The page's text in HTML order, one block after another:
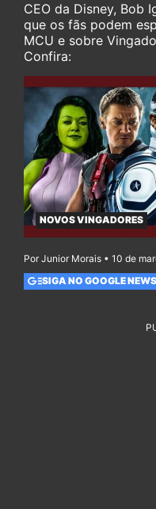
CEO da Disney, Bob
que os fãs podem
MCU e sobre
Confira:
NOVOS VINGADORES
Por Junior Morais • 10 de
SIGA NO GOOGLE NEWS